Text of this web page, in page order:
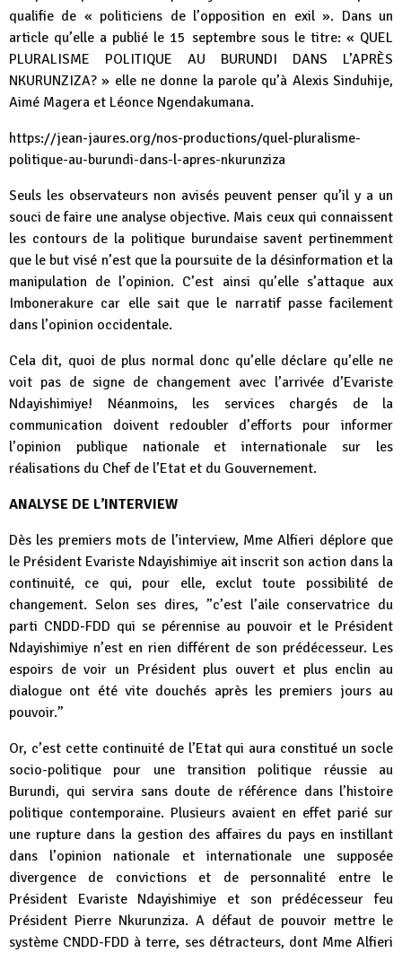
qualifie de « politiciens de l’opposition en exil ». Dans un
article qu’elle a publié le 15 septembre sous le titre: « QUEL
PLURALISME POLITIQUE AU BURUNDI DANS L’APRÈS
NKURUNZIZA? » elle ne donne la parole qu’à Alexis Sinduhije,
Aimé Magera et Léonce Ngendakumana.
https://jean-jaures.org/nos-productions/quel-pluralisme-
politique-au-burundi-dans-l-apres-nkurunziza
Seuls les observateurs non avisés peuvent penser qu’il y a un
souci de faire une analyse objective. Mais ceux qui connaissent
les contours de la politique burundaise savent pertinemment
que le but visé n’est que la poursuite de la désinformation et la
manipulation de l’opinion. C’est ainsi qu’elle s’attaque aux
Imbonerakure car elle sait que le narratif passe facilement
dans l’opinion occidentale.
Cela dit, quoi de plus normal donc qu’elle déclare qu’elle ne
voit pas de signe de changement avec l’arrivée d’Evariste
Ndayishimiye! Néanmoins, les services chargés de la
communication doivent redoubler d’efforts pour informer
l’opinion publique nationale et internationale sur les
réalisations du Chef de l’Etat et du Gouvernement.
ANALYSE DE L’INTERVIEW
Dès les premiers mots de l’interview, Mme Alfieri déplore que
le Président Evariste Ndayishimiye ait inscrit son action dans la
continuité, ce qui, pour elle, exclut toute possibilité de
changement. Selon ses dires, ”c’est l’aile conservatrice du
parti CNDD-FDD qui se pérennise au pouvoir et le Président
Ndayishimiye n’est en rien différent de son prédécesseur. Les
espoirs de voir un Président plus ouvert et plus enclin au
dialogue ont été vite douchés après les premiers jours au
pouvoir.”
Or, c’est cette continuité de l’Etat qui aura constitué un socle
socio-politique pour une transition politique réussie au
Burundi, qui servira sans doute de référence dans l’histoire
politique contemporaine. Plusieurs avaient en effet parié sur
une rupture dans la gestion des affaires du pays en instillant
dans l’opinion nationale et internationale une supposée
divergence de convictions et de personnalité entre le
Président Evariste Ndayishimiye et son prédécesseur feu
Président Pierre Nkurunziza. A défaut de pouvoir mettre le
système CNDD-FDD à terre, ses détracteurs, dont Mme Alfieri